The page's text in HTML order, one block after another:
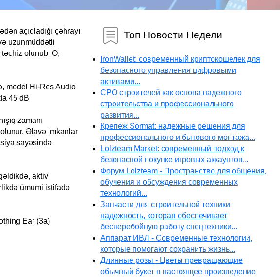
açıqladığı çəhrayı
uzunmüddətli
olunub. O,
model Hi-Res Audio
45 dB
zamanı
Əlavə imkanlar
sayəsində
aktiv
ümumi istifadə
Ear (3a)
Топ Новости Недели
IronWallet: современный криптокошелек для
безопасного управления цифровыми
активами...
СРО строителей как основа надежного
строительства и профессионального
развития...
Крепеж Sormat: надежные решения для
профессионального и бытового монтажа...
Lolzteam Market: современный подход к
безопасной покупке игровых аккаунтов...
Форум Lolzteam - Пространство для общения,
обучения и обсуждения современных
технологий...
Запчасти для строительной техники:
надежность, которая обеспечивает
бесперебойную работу спецтехники...
Аппарат ИВЛ - Современные технологии,
которые помогают сохранить жизнь...
Длинные розы - Цветы превращающие
обычный букет в настоящее произведение